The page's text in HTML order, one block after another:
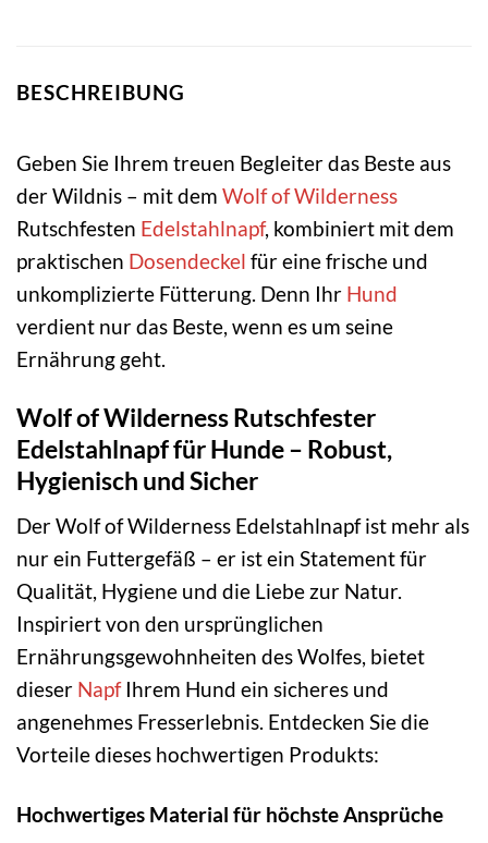
BESCHREIBUNG
Geben Sie Ihrem treuen Begleiter das Beste aus
der Wildnis – mit dem Wolf of Wilderness
Rutschfesten Edelstahlnapf, kombiniert mit dem
praktischen Dosendeckel für eine frische und
unkomplizierte Fütterung. Denn Ihr Hund
verdient nur das Beste, wenn es um seine
Ernährung geht.
Wolf of Wilderness Rutschfester
Edelstahlnapf für Hunde – Robust,
Hygienisch und Sicher
Der Wolf of Wilderness Edelstahlnapf ist mehr als
nur ein Futtergefäß – er ist ein Statement für
Qualität, Hygiene und die Liebe zur Natur.
Inspiriert von den ursprünglichen
Ernährungsgewohnheiten des Wolfes, bietet
dieser NapfIhrem Hund ein sicheres und
angenehmes Fresserlebnis. Entdecken Sie die
Vorteile dieses hochwertigen Produkts:
Hochwertiges Material für höchste Ansprüche